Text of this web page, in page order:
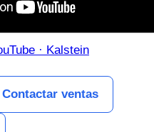
· Kalstein
Contactar ventas